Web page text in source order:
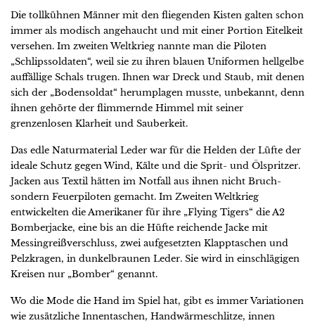
Die tollkühnen Männer mit den fliegenden Kisten galten schon
immer als modisch angehaucht und mit einer Portion Eitelkeit
versehen. Im zweiten Weltkrieg nannte man die Piloten
„Schlipssoldaten“, weil sie zu ihren blauen Uniformen hellgelbe
auffällige Schals trugen. Ihnen war Dreck und Staub, mit denen
sich der „Bodensoldat“ herumplagen musste, unbekannt, denn
ihnen gehörte der flimmernde Himmel mit seiner
grenzenlosen Klarheit und Sauberkeit.
Das edle Naturmaterial Leder war für die Helden der Lüfte der
ideale Schutz gegen Wind, Kälte und die Sprit- und Ölspritzer.
Jacken aus Textil hätten im Notfall aus ihnen nicht Bruch-
sondern Feuerpiloten gemacht. Im Zweiten Weltkrieg
entwickelten die Amerikaner für ihre „Flying Tigers“ die A2
Bomberjacke, eine bis an die Hüfte reichende Jacke mit
Messingreißverschluss, zwei aufgesetzten Klapptaschen und
Pelzkragen, in dunkelbraunen Leder. Sie wird in einschlägigen
Kreisen nur „Bomber“ genannt.
Wo die Mode die Hand im Spiel hat, gibt es immer Variationen
wie zusätzliche Innentaschen, Handwärmeschlitze, innen